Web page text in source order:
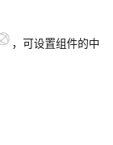
，可设置组件的中